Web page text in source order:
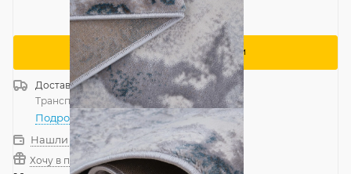
Сообщить о поступлении
ДоставкаРоссия
Транспортной компанией—бесплатно
Подробнее
Нашли дешевле?
Хочу в подарок